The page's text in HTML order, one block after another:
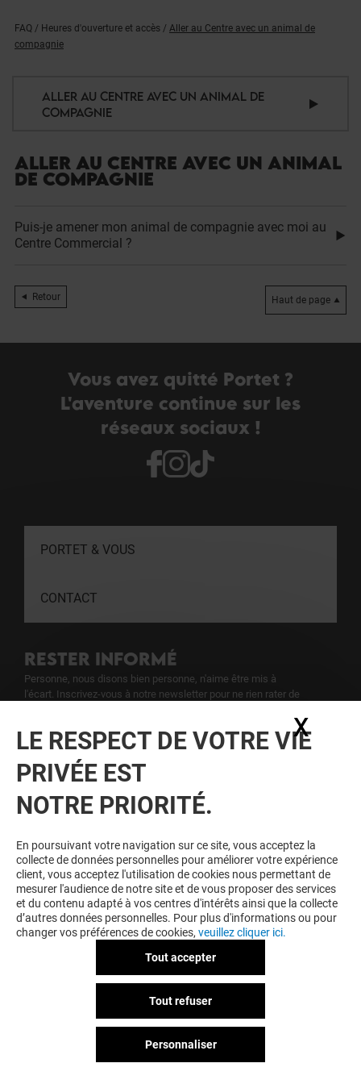
FAQ / Heures d'ouverture et accès / Aller au Centre avec un animal de
compagnie
ALLER AU CENTRE AVEC UN ANIMAL DE
COMPAGNIE
ALLER AU CENTRE AVEC UN ANIMAL
DE COMPAGNIE
Puis-je amener mon animal de compagnie avec moi au
Centre Commercial ?
Retour Haut de page
Vous avez quitté Portet ?
L'aventure continue sur les
réseaux sociaux !
PORTET & VOUS
CONTACT
RESTER INFORMÉ
Personne, nous disons bien personne, n'aime être mis à
l'écart. Inscrivez-vous à notre newsletter pour ne rien rater de
Voir notre politique de protection des
données personelles.
FIDELE
Devenez membre de Portet & Moi pour bénéficier
d'avantages, d'offres et de services exclusifs dans
votre Centre Commercial Portet et chez nos
partenaires.
Règlement Intérieur
LE RESPECT DE VOTRE VIE
PRIVÉE EST
NOTRE PRIORITÉ.
En poursuivant votre navigation sur ce site, vous acceptez la
collecte de données personnelles pour améliorer votre expérience
client, vous acceptez l'utilisation de cookies nous permettant de
mesurer l'audience de notre site et de vous proposer des services
et du contenu adapté à vos centres d'intérêts ainsi que la collecte
d’autres données personnelles. Pour plus d'informations ou pour
changer vos préférences de cookies, veuillez cliquer ici.
Tout accepter
Tout refuser
Personnaliser
X